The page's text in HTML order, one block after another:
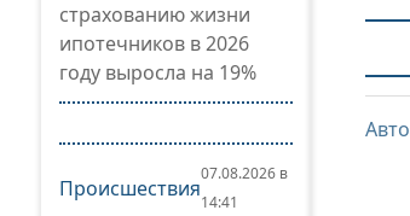
страхованию жизни
ипотечников в 2026
году выросла на 19%
Происшествия
07.08.2026 в
14:41